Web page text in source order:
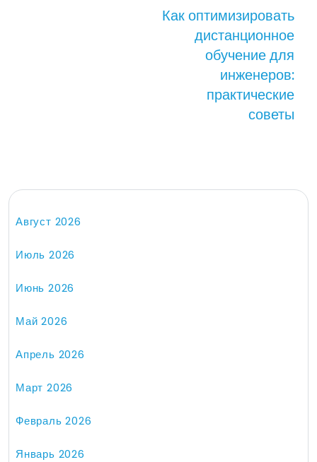
Как оптимизировать
дистанционное
обучение для
инженеров:
практические
советы
Август 2026
Июль 2026
Июнь 2026
Май 2026
Апрель 2026
Март 2026
Февраль 2026
Январь 2026